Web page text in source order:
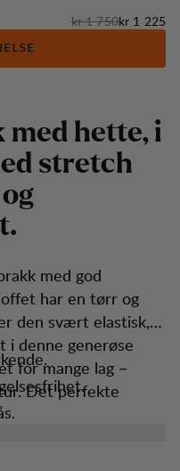
Originalpris:
kr 1 750Salgspris
kr 1 225
med hette, i
ed stretch
og
t.
med god
har en tørr og
den svært elastisk,
i denne generøse
for mange lag –
Det perfekte
også brukes som